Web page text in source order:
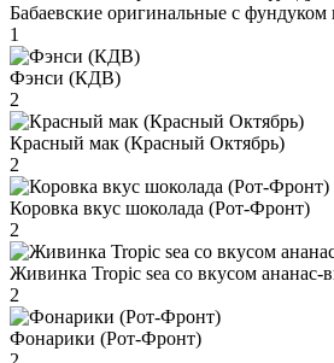
Бабаевские оригинальные с фундуком
1
Фэнси (КДВ)
2
Красный мак (Красный Октябрь)
2
Коровка вкус шоколада (Рот-Фронт)
2
Живинка Tropic sea со вкусом
2
Фонарики (Рот-Фронт)